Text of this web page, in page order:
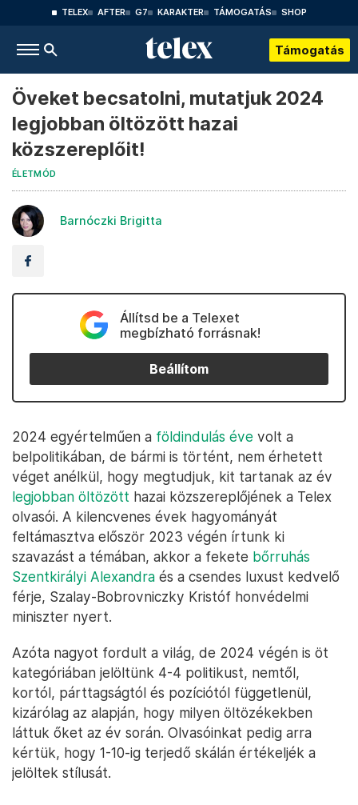
TELEX AFTER G7 KARAKTER TÁMOGATÁS SHOP
Támogatás
Öveket becsatolni, mutatjuk 2024
legjobban öltözött hazai
közszereplőit!
ÉLETMÓD
Barnóczki Brigitta
Állítsd be a Telexet
megbízható forrásnak!
Beállítom
2024 egyértelműen a földindulás éve volt a
belpolitikában, de bármi is történt, nem érhetett
véget anélkül, hogy megtudjuk, kit tartanak az év
legjobban öltözött hazai közszereplőjének a Telex
olvasói. A kilencvenes évek hagyományát
feltámasztva először 2023 végén írtunk ki
szavazást a témában, akkor a fekete bőrruhás
Szentkirályi Alexandra és a csendes luxust kedvelő
férje, Szalay-Bobrovniczky Kristóf honvédelmi
miniszter nyert.
Azóta nagyot fordult a világ, de 2024 végén is öt
kategóriában jelöltünk 4-4 politikust, nemtől,
kortól, párttagságtól és pozíciótól függetlenül,
kizárólag az alapján, hogy milyen öltözékekben
láttuk őket az év során. Olvasóinkat pedig arra
kértük, hogy 1-10-ig terjedő skálán értékeljék a
jelöltek stílusát.